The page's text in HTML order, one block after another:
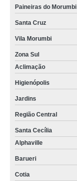
Paineiras do Morumbi
Santa Cruz
Vila Morumbi
Zona Sul
Aclimação
Higienópolis
Jardins
Região Central
Santa Cecília
Alphaville
Barueri
Cotia